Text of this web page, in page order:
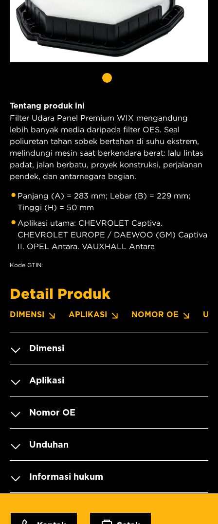
Tentang produk ini
Filter Udara Panel Premium WIX mengandung
lebih banyak media daripada filter OES. Seal
poliuretan tahan sobek bertahan di suhu ekstrem,
melindungi mesin saat berkendara berat: lalu lintas
padat, jalan berbatu, proyek konstruksi, perjalanan
pendek, dan antarnegara bagian.
Panjang (A) = 283 mm; Lebar (B) = 229 mm;
Tinggi (H) = 50 mm
Aplikasi utama: CHEVROLET Captiva.
CHEVROLET EUROPE / DAEWOO (GM) Captiva
II. OPEL Antara. VAUXHALL Antara
Kode GTIN:
Detail Produk
DIMENSI APLIKASI NOMOR OE
Dimensi
Aplikasi
Nomor OE
Unduhan
Informasi hukum